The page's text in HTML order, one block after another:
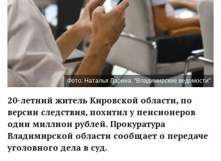
Фото: Наталья Ларина. "Владимирские ведомости"
20-летний житель Кировской области, по
версии следствия, похитил у пенсионеров
один миллион рублей. Прокуратура
Владимирской области сообщает о передаче
уголовного дела в суд.